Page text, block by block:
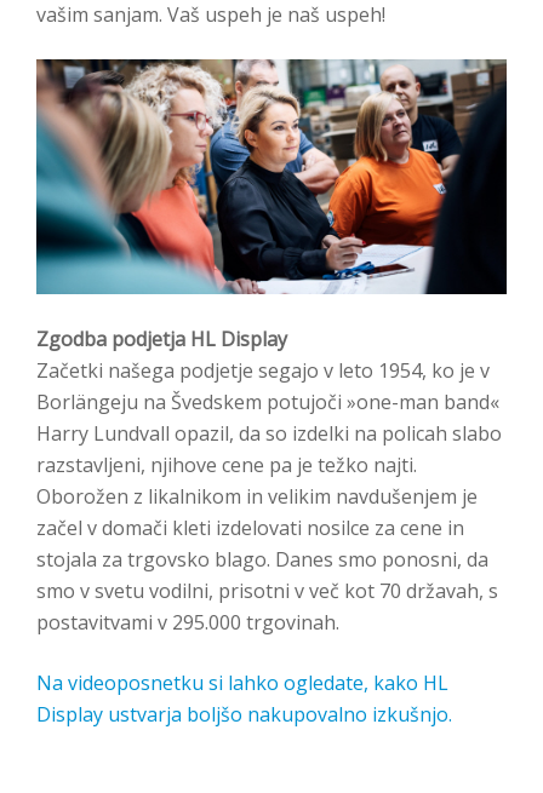
vašim sanjam. Vaš uspeh je naš uspeh!
Zgodba podjetja HL Display
Začetki našega podjetje segajo v leto 1954, ko je v
Borlängeju na Švedskem potujoči »one-man band«
Harry Lundvall opazil, da so izdelki na policah slabo
razstavljeni, njihove cene pa je težko najti.
Oborožen z likalnikom in velikim navdušenjem je
začel v domači kleti izdelovati nosilce za cene in
stojala za trgovsko blago. Danes smo ponosni, da
smo v svetu vodilni, prisotni v več kot 70 državah, s
postavitvami v 295.000 trgovinah.
Na videoposnetku si lahko ogledate, kako HL
Display ustvarja boljšo nakupovalno izkušnjo.